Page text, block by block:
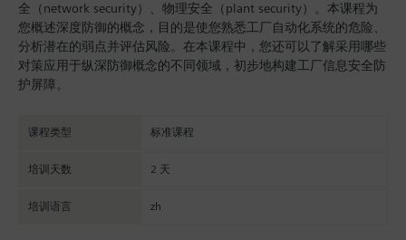
全（network security）、物理安全（plant security）。本课程为
您概述深度防御的概念，目的是使您熟悉工厂自动化系统的危险、
分析潜在的弱点并评估风险。在本课程中，您还可以了解采用哪些
对策应用于纵深防御概念的不同领域，初步地构建工厂信息安全防
护屏障。
课程类型 标准课程
培训天数 2 天
培训语言 zh